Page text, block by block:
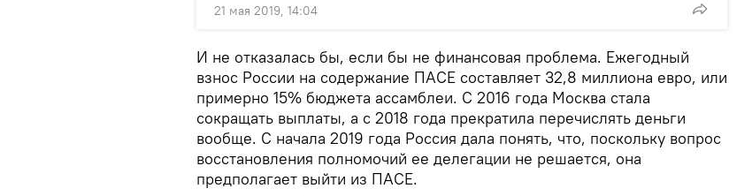
21 мая 2019, 14:04
И не отказалась бы, если бы не финансовая проблема. Ежегодный
взнос России на содержание ПАСЕ составляет 32,8 миллиона евро, или
примерно 15% бюджета ассамблеи. С 2016 года Москва стала
сокращать выплаты, а с 2018 года прекратила перечислять деньги
вообще. С начала 2019 года Россия дала понять, что, поскольку вопрос
восстановления полномочий ее делегации не решается, она
предполагает выйти из ПАСЕ.